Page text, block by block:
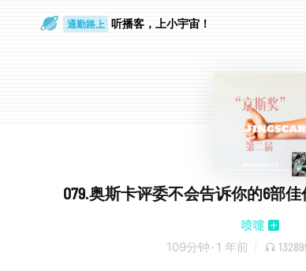
通勤路上 听播客，上小宇宙！
079.奥斯卡评委不会告诉你的6部
喷嚏
109分钟 · 1 年前